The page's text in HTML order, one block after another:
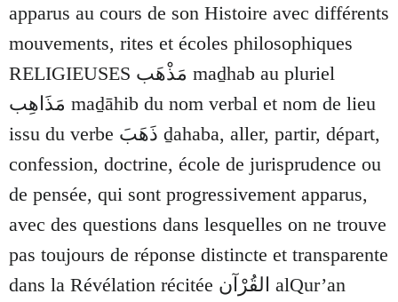
apparus au cours de son Histoire avec différents
mouvements, rites et écoles philosophiques
RELIGIEUSES مَذْهَب maḏhab au pluriel
مَذَاهِب maḏāhib du nom verbal et nom de lieu
issu du verbe ذَهَبَ ḏahaba, aller, partir, départ,
confession, doctrine, école de jurisprudence ou
de pensée, qui sont progressivement apparus,
avec des questions dans lesquelles on ne trouve
pas toujours de réponse distincte et transparente
dans la Révélation récitée القُرْآن alQur’an